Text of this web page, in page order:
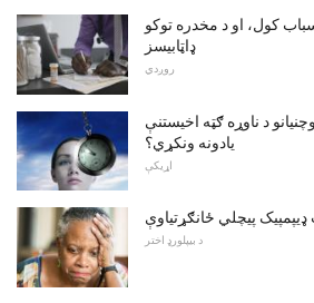
کول، او د مخدره توکو
ډاټابیسز
روږدي
د ناوړه ګټه اخیستنې
یادونه ونکړي؟
اړیکې
ډیپمپیک پیچلي ځانګړتیاوې
د بیپلورډ اختر